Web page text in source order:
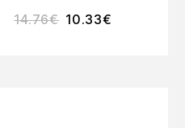
14.76€ 10.33€